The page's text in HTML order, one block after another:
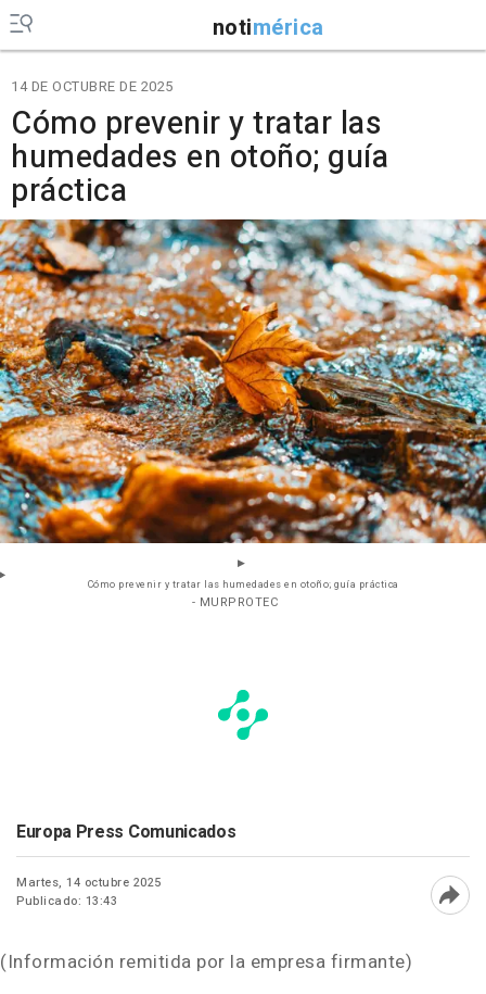
notimérica
14 DE OCTUBRE DE 2025
Cómo prevenir y tratar las
humedades en otoño; guía
práctica
Cómo prevenir y tratar las humedades en otoño; guía práctica
- MURPROTEC
Europa Press Comunicados
Martes, 14 octubre 2025
Publicado: 13:43
(Información remitida por la empresa firmante)